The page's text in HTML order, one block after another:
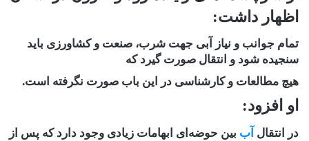
اظهار داشت:
تمام جوانب و نیاز آبی جهت شرب، صنعت و کشاورزی باید
سنجیده شود و انتقال صورت گیرد که
هیچ مطالعات و کارشناسی در این باب صورت نگرفته است.
او افزود:
در انتقال آب بین حوضه‌ای ابهامات زیادی وجود دارد که پس از